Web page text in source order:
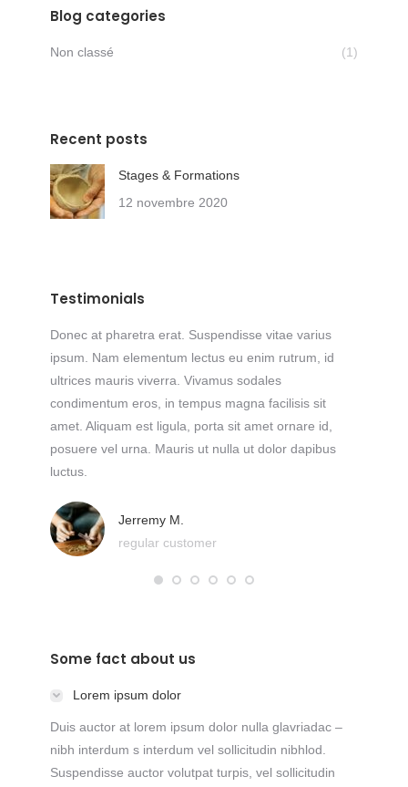
Blog categories
Non classé (1)
Recent posts
Stages & Formations
12 novembre 2020
Testimonials
Donec at pharetra erat. Suspendisse vitae varius
ipsum. Nam elementum lectus eu enim rutrum, id
ultrices mauris viverra. Vivamus sodales
condimentum eros, in tempus magna facilisis sit
amet. Aliquam est ligula, porta sit amet ornare id,
posuere vel urna. Mauris ut nulla ut dolor dapibus
luctus.
Jerremy M.
regular customer
Some fact about us
Lorem ipsum dolor
Duis auctor at lorem ipsum dolor nulla glavriadac –
nibh interdum s interdum vel sollicitudin nibhlod.
Suspendisse auctor volutpat turpis, vel sollicitudin